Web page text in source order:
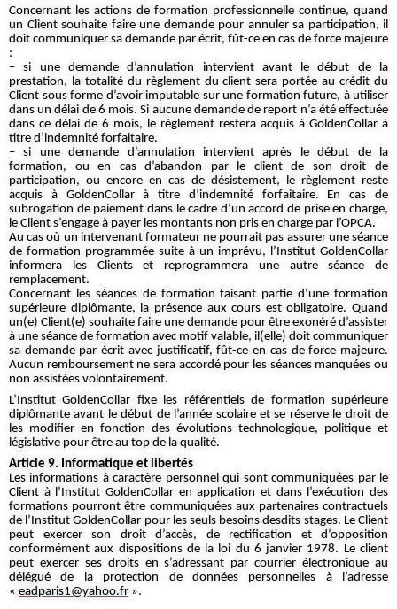
Concernant les actions de formation professionnelle continue, quand
un Client souhaite faire une demande pour annuler sa participation, il
doit communiquer sa demande par écrit, fût-ce en cas de force majeure
:
– si une demande d’annulation intervient avant le début de la
prestation, la totalité du règlement du client sera portée au crédit du
Client sous forme d’avoir imputable sur une formation future, à utiliser
dans un délai de 6 mois. Si aucune demande de report n’a été effectuée
dans ce délai de 6 mois, le règlement restera acquis à GoldenCollar à
titre d’indemnité forfaitaire.
– si une demande d’annulation intervient après le début de la
formation, ou en cas d’abandon par le client de son droit de
participation, ou encore en cas de désistement, le règlement reste
acquis à GoldenCollar à titre d’indemnité forfaitaire. En cas de
subrogation de paiement dans le cadre d’un accord de prise en charge,
le Client s’engage à payer les montants non pris en charge par l’OPCA.
Au cas où un intervenant formateur ne pourrait pas assurer une séance
de formation programmée suite à un imprévu, l’Institut GoldenCollar
informera les Clients et reprogrammera une autre séance de
remplacement.
Concernant les séances de formation faisant partie d’une formation
supérieure diplômante, la présence aux cours est obligatoire. Quand
un(e) Client(e) souhaite faire une demande pour être exonéré d’assister
à une séance de formation avec motif valable, il(elle) doit communiquer
sa demande par écrit avec justificatif, fût-ce en cas de force majeure.
Aucun remboursement ne sera accordé pour les séances manquées ou
non assistées volontairement.
L’Institut GoldenCollar fixe les référentiels de formation supérieure
diplômante avant le début de l’année scolaire et se réserve le droit de
les modifier en fonction des évolutions technologique, politique et
législative pour être au top de la qualité.
Article 9. Informatique et libertés
Les informations à caractère personnel qui sont communiquées par le
Client à l’Institut GoldenCollar en application et dans l’exécution des
formations pourront être communiquées aux partenaires contractuels
de l’Institut GoldenCollar pour les seuls besoins desdits stages. Le Client
peut exercer son droit d’accès, de rectification et d’opposition
conformément aux dispositions de la loi du 6 janvier 1978. Le client
peut exercer ses droits en s’adressant par courrier électronique au
délégué de la protection de données personnelles à l’adresse
« eadparis1@yahoo.fr ».